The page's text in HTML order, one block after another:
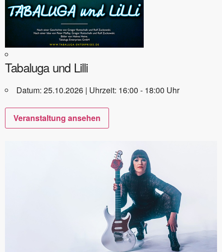
Tabaluga und Lilli
Datum: 25.10.2026 | Uhrzeit: 16:00 - 18:00 Uhr
Veranstaltung ansehen